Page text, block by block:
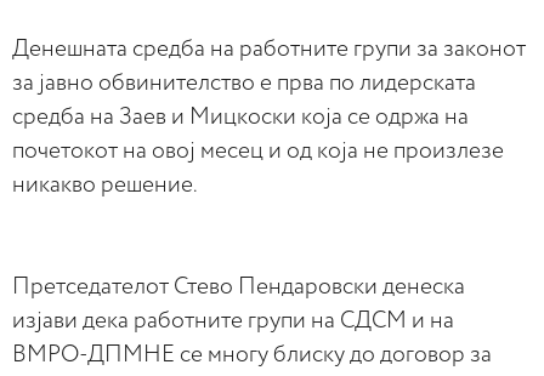
Денешната средба на работните групи за законот
за јавно обвинителство е прва по лидерската
средба на Заев и Мицкоски која се одржа на
почетокот на овој месец и од која не произлезе
никакво решение.
Претседателот Стево Пендаровски денеска
изјави дека работните групи на СДСМ и на
ВМРО-ДПМНЕ се многу блиску до договор за